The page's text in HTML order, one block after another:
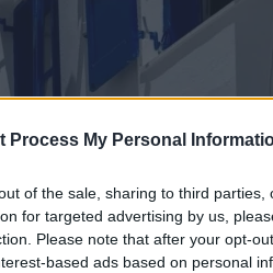
Process My Personal
of the sale, sharing to third
for targeted advertising by us,
Please note that after your opt-
based ads based on personal